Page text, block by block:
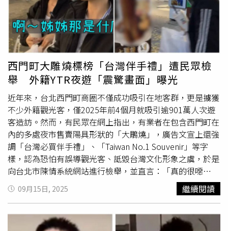
較成熟外，更因為她能用比較好的圓融一點的方式去幫大家
爭取福利，就像是團隊的「盾牌」。她很慶幸公司主管與老
闆都對團隊很好，且很願意跟我們大家坐下來談，讓她在執
行上沒有遇到什麼困難。 在 Instagram 查看這則貼文 從
Instagram 分享的貼文 從「大 老二」到德州撲克：耐心是牌
桌上的最大優勢凱莉與德州撲克的邂逅，始於跟朋友一起
玩，一開始她以為德州撲克不就是很像大
老二嗎，但上桌後
才發現，撲克遠非比誰運氣好這樣，它運用到非常多對人性
的了解、桌況的分析，以及策略上的調整。在撲克風格上，
凱莉最大的優勢是「耐心」。她的老師們都認為她很適合去
打那種四五天的比賽，因為她是一個比較沉穩坐得住的人。
她認為這份耐心是相輔相成的結果，她本身就比一般人有耐
心，但撲克訓練更強化了這項特質。她回憶第一次打牌就坐
了八個多小時，當場虛脫，感嘆「也太累了吧，怎麼就是燒
腦成這個樣子」。讓凱莉最印象深刻的一場比賽是澳門那一
場。當時她幾乎連小盲都付不出來，被迫 All-in 一把 27 的
牌。然而，卻在合牌時一張 6 卡順插進去，成功翻倍，一路
翻籌碼到最後拿到第五名的成績。她特別感動的是，當時團
其攝影助理和駕駛不幸身亡。（圖／翻攝看見台灣臉書）而
凌天航空成立以來共有5起事故，導致8人罹難，當中包括齊
柏林與其攝影助理陳冠齊，2人為了拍攝《看見台灣2》，
2017年6月10日坐上凌天的直升機，該機由飛行時數超過
5000小時的機師張志光駕駛，從台東池上的臨時起降場起
飛，預計沿著花東縱谷、瑞穗、秀姑巒溪河谷在長虹橋折
返，最終卻在長虹橋附近墜機，機上3人不幸罹難。飛安會
調查後，認為事故原因包括直升機長時間振動、夏日高溫、
低空山區飛行、駕駛服用抗組織胺，以及工時過長導致駕駛
疲勞等「綜合因素」，因沒有明確主因，讓齊柏林家屬難以
接受，而凌天為祈求飛行安全，還在機棚張貼符咒祈福，甚
至要求機師起飛前，必須朝機頭噴灑符水，機長執行民俗作
法的畫面更直接放上網路，讓飛行圈大開眼界。凌天過去在
澎湖就因超高請假率而遭受非議，如今又發生逾假未歸一個
月，當中甚至有患者因就醫不及而身亡，連江縣民眾也因此
民怨沸騰，呼籲縣府督促凌天航空成立備用機組，別讓連江
縣民成為醫療次等公民，希望能給大家一條安穩的就醫路。
藝人李蒨蓉2015年進入軍事禁區，坐上阿帕契直升機還拍
西門町大雕燒標榜「台灣伴手禮」遭民眾檢
舉 外籍YTR夜遊「震驚畫面」曝光
近年來，台北西門町商圈不僅成功吸引在地客群，更是擄獲
不少外籍觀光客，僅2025年前4個月就吸引逾901萬人次遊
客造訪。然而，有民眾在網上指出，有業者在包含西門町在
內的多處夜市售賣陽具形狀的「大鵰燒」，廣告文宣上還強
調「台灣必買伴手禮」、「Taiwan No.1 Souvenir」等字
樣，認為恐怕有誤導觀光客、詆毀台灣文化形象之虞，於是
向台北市陳情系統網站進行檢舉，並直言：「真的很噁
心！」近日，有民眾在在社群平台Threads上發文表示，在
西門町看到販售「大雕燒」的攤位，由於該甜品外型模仿男
性生殖器官，且現場擺放多面大型廣告看板，強調是「台灣
特色伴手禮」，讓她感到相當不適，因此決定透過台北市陳
09月15日, 2025 繼續閱讀